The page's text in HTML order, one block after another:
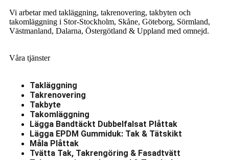
Vi arbetar med takläggning, takrenovering, takbyten och
takomläggning i Stor-Stockholm, Skåne, Göteborg, Sörmland,
Västmanland, Dalarna, Östergötland & Uppland med omnejd.
Våra tjänster
Takläggning
Takrenovering
Takbyte
Takomläggning
Lägga Bandtäckt Dubbelfalsat Plåttak
Lägga EPDM Gummiduk: Tak & Tätskikt
Måla Plåttak
Tvätta Tak, Takrengöring & Fasadtvätt